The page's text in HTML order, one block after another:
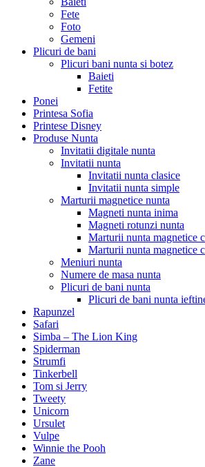
Fete
Foto
Gemeni
Plicuri de bani
Plicuri bani nunta si botez
Baieti
Fetite
Ponei
Printesa Sofia
Printese Disney
Produse Nunta
Invitatii digitale nunta
Invitatii nunta
Invitatii nunta clasice
Invitatii nunta simple
Marturii magnetice nunta
Magneti nunta inima
Magneti rotunzi nunta
Marturii nunta magnetice
Marturii nunta magnetice
Meniuri nunta
Numere de masa nunta
Plicuri de bani nunta
Plicuri de bani nunta
Rapunzel
Safari
Simba – The Lion King
Spiderman
Strumfi
Tinkerbell
Tom si Jerry
Tweety
Unicorn
Ursulet
Vulpe
Winnie the Pooh
Zane